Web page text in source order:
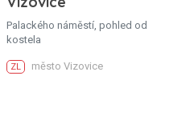
Palackého náměstí, pohled od
kostela
ZL město Vizovice